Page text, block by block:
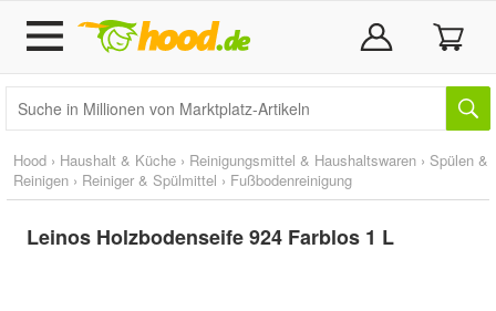
Hood › Haushalt & Küche › Reinigungsmittel & Haushaltswaren › Spülen &
Reinigen › Reiniger & Spülmittel › Fußbodenreinigung
Leinos Holzbodenseife 924 Farblos 1 L